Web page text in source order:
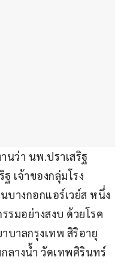
นว่า นพ.ปราเสริฐ
เจ้าของกลุ่มโรง
บางกอกแอร์เวย์ส หนึ่ง
รมอย่างสงบ ด้วยโรค
บาลกรุงเทพ สิริอายุ
ลางน้ำ วัดเทพศิรินทร์